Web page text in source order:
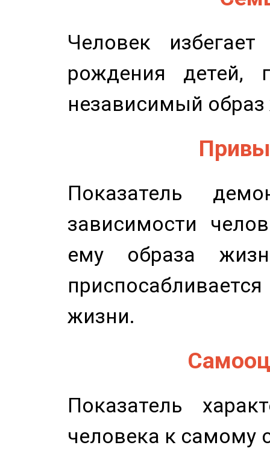
Человек
рождения детей,
независимый
Показатель
зависимости
ему образа
жизни.
Показатель
человека к самому